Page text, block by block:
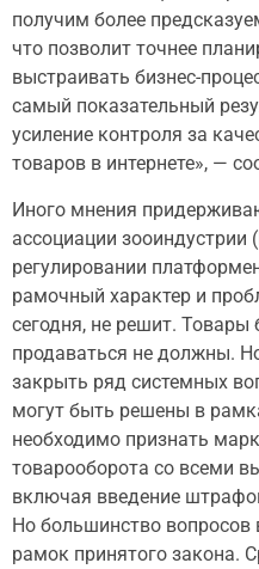
получим более
что позволит точнее
выстраивать бизнес-
самый показательный
усиление контроля за
товаров в интернете», —
Иного мнения
ассоциации зооиндустрии
регулировании
рамочный характер и
сегодня, не решит. Товары
продаваться не должны.
закрыть ряд системных
могут быть решены в
необходимо признать
товарооборота со всеми
включая введение
Но большинство вопросов
рамок принятого закона.